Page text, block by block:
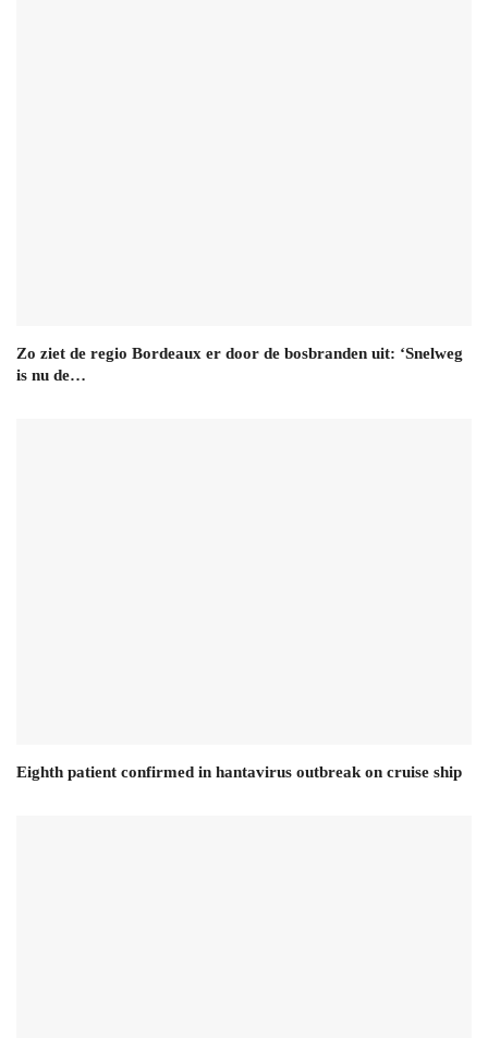
Zo ziet de regio Bordeaux er door de bosbranden uit: ‘Snelweg
is nu de…
Eighth patient confirmed in hantavirus outbreak on cruise ship